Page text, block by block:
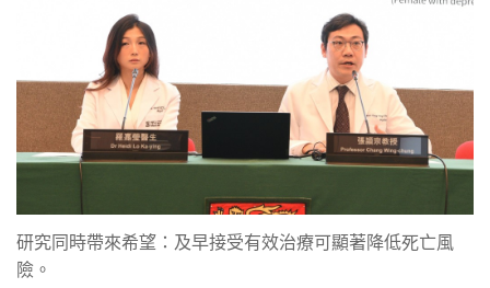
研究同時帶來希望：及早接受有效治療可顯著降低死亡風
險。